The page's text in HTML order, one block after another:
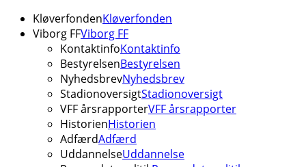
KløverfondenKløverfonden
Viborg FFViborg FF
KontaktinfoKontaktinfo
BestyrelsenBestyrelsen
NyhedsbrevNyhedsbrev
StadionoversigtStadionoversigt
VFF årsrapporterVFF årsrapporter
HistorienHistorien
AdfærdAdfærd
UddannelseUddannelse